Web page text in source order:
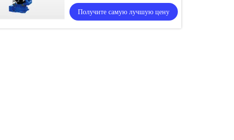
строительного материала
Получите самую лучшую цену